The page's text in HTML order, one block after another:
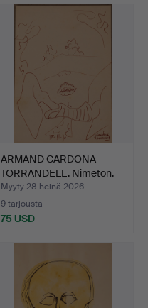
ARMAND CARDONA
TORRANDELL. Nimetön.
Myyty 28 heinä 2026
9 tarjousta
75 USD